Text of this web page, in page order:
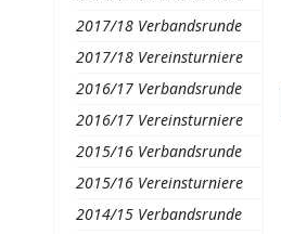
2017/18 Verbandsrunde
2017/18 Vereinsturniere
2016/17 Verbandsrunde
2016/17 Vereinsturniere
2015/16 Verbandsrunde
2015/16 Vereinsturniere
2014/15 Verbandsrunde